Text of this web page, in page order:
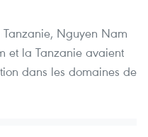
Nguyen Nam
et la Tanzanie avaient
dans les domaines de